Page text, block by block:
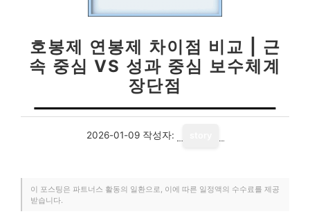
호봉제 연봉제 차이점 비교 | 근
속 중심 VS 성과 중심 보수체계
장단점
2026-01-09 작성자:
이 포스팅은 파트너스 활동의 일환으로, 이에 따른 일정액의 수수료를 제공
받습니다.